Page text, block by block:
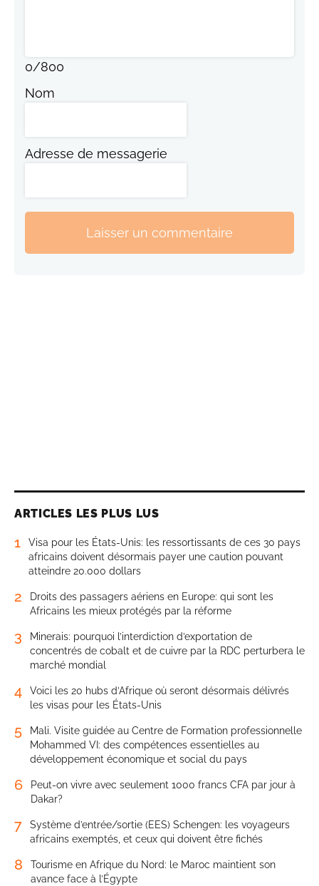
0/800
Nom
Adresse de messagerie
Laisser un commentaire
ARTICLES LES PLUS LUS
1
Visa pour les États-Unis: les ressortissants de ces 30 pays
africains doivent désormais payer une caution pouvant
atteindre 20.000 dollars
2
Droits des passagers aériens en Europe: qui sont les
Africains les mieux protégés par la réforme
3
Minerais: pourquoi l’interdiction d’exportation de
concentrés de cobalt et de cuivre par la RDC perturbera le
marché mondial
4
Voici les 20 hubs d’Afrique où seront désormais délivrés
les visas pour les États-Unis
5
Mali. Visite guidée au Centre de Formation professionnelle
Mohammed VI: des compétences essentielles au
développement économique et social du pays
6
Peut-on vivre avec seulement 1000 francs CFA par jour à
Dakar?
7
Système d’entrée/sortie (EES) Schengen: les voyageurs
africains exemptés, et ceux qui doivent être fichés
8
Tourisme en Afrique du Nord: le Maroc maintient son
avance face à l’Égypte